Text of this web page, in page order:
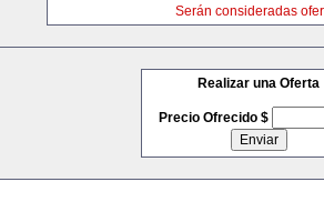
Serán consideradas
Realizar una Oferta
Precio Ofrecido $